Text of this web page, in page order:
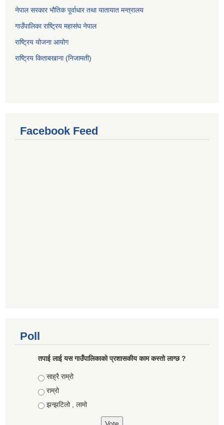
नेपाल सरकार भौतिक पूर्वाधार तथा यातायात मन्त्रालय
गाउँपालिका राष्ट्रिय महासंघ नेपाल
राष्ट्रिय योजना आयोग
राष्ट्रिय किताबखाना (निजामती)
Facebook Feed
Poll
तपाई लाई यस गाउँपालिकाको प्रशासकीय काम कस्तो लाग्छ ?
Choices
साह्रै राम्रो
राम्रो
झन्झटिलो , लामो